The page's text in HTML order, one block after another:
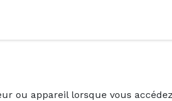
ou appareil lorsque vous